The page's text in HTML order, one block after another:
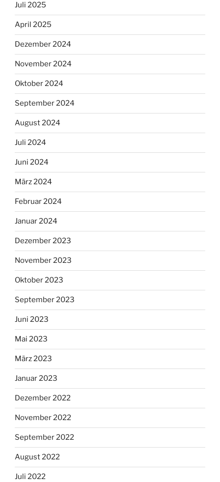
Juli 2025
April 2025
Dezember 2024
November 2024
Oktober 2024
September 2024
August 2024
Juli 2024
Juni 2024
März 2024
Februar 2024
Januar 2024
Dezember 2023
November 2023
Oktober 2023
September 2023
Juni 2023
Mai 2023
März 2023
Januar 2023
Dezember 2022
November 2022
September 2022
August 2022
Juli 2022